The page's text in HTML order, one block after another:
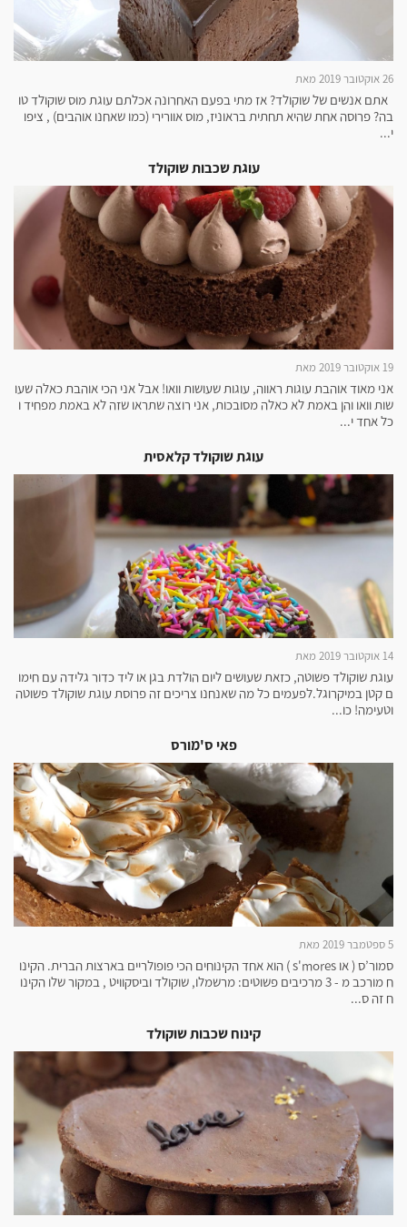
26 אוקטובר 2019 מאת
אתם אנשים של שוקולד? אז מתי בפעם האחרונה אכלתם עוגת מוס שוקולד טו
בה? פרוסה אחת שהיא תחתית בראוניז, מוס אוורירי (כמו שאחנו אוהבים) , ציפו
י...
עוגת שכבות שוקולד
19 אוקטובר 2019 מאת
אני מאוד אוהבת עוגות ראווה, עוגות שעושות וואו! אבל אני הכי אוהבת כאלה שעו
שות וואו והן באמת לא כאלה מסובכות, אני רוצה שתראו שזה לא באמת מפחיד ו
כל אחד י...
עוגת שוקולד קלאסית
14 אוקטובר 2019 מאת
עוגת שוקולד פשוטה, כזאת שעושים ליום הולדת בגן או ליד כדור גלידה עם חימו
ם קטן במיקרוגל.לפעמים כל מה שאנחנו צריכים זה פרוסת עוגת שוקולד פשוטה
וטעימה! כו...
פאי ס'מורס
5 ספטמבר 2019 מאת
סמור’ס ( או s'mores ) הוא אחד הקינוחים הכי פופולריים בארצות הברית. הקינו
ח מורכב מ - 3 מרכיבים פשוטים: מרשמלו, שוקולד וביסקוויט , במקור שלו הקינו
ח זה ס...
קינוח שכבות שוקולד